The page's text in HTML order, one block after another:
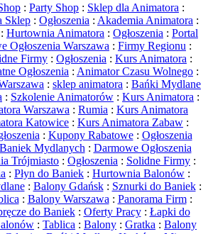
: Party Shop : Sklep dla Animatora :
Sklep : Ogłoszenia : Akademia Animatora :
: Hurtownia Animatora : Ogłoszenia : Portal
Ogłoszenia Warszawa : Firmy Regionu :
Firmy : Ogłoszenia : Kurs Animatora :
Ogłoszenia : Animator Czasu Wolnego :
: sklep animatora : Bańki Mydlane
: Szkolenie Animatorów : Kurs Animatora :
Warszawa : Rumia : Kurs Animatora
Katowice : Kurs Animatora Zabaw :
: Kupony Rabatowe: Ogłoszenia
Mydlanych : Darmowe Ogłoszenia
Trójmiasto : Ogłoszenia : Solidne Firmy :
: Płyn do Baniek : Hurtownia Balonów :
: Balony Gdańsk: Sznurki do Baniek:
: Balony Warszawa : Panorama Firm:
do Baniek: Oferty Pracy: Łapki do
: Tablica : Balony : Gratka : Balony